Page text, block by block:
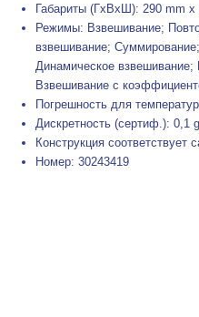
Габариты (ГxВxШ): 290 mm x
Режимы: Взвешивание;
взвешивание;
Динамическое
Взвешивание с
Погрешность для
Дискретность (сертиф.): 0,1 g
Конструкция
Номер: 30243419